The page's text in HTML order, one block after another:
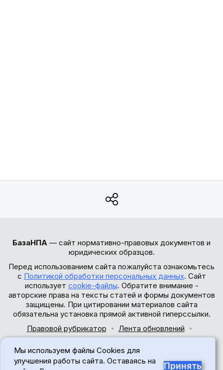
БазаНПА — сайт нормативно-правовых документов и
юридических образцов.
Перед использованием сайта пожалуйста ознакомьтесь
с Политикой обработки персональных данных. Сайт
использует cookie-файлы. Обратите внимание -
авторские права на тексты статей и формы документов
защищены. При цитировании материалов сайта
обязательна установка прямой активной гиперссылки.
Правовой рубрикатор
Лента обновлений
© 2017-2026
Мы используем файлы Cookies для
улучшения работы сайта. Оставаясь на
Принять